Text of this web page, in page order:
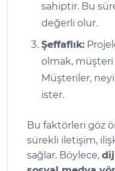
sahiptir. Bu
değerli olur.
Şeffaflık:
olmak, müşteri
Müşteriler,
ister.
Bu faktörleri göz
sürekli iletişim,
sağlar. Böylece,